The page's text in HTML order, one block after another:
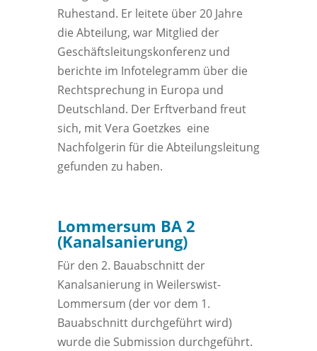
Ruhestand. Er leitete über 20 Jahre
die Abteilung, war Mitglied der
Geschäftsleitungskonferenz und
berichte im Infotelegramm über die
Rechtsprechung in Europa und
Deutschland. Der Erftverband freut
sich, mit Vera Goetzkes eine
Nachfolgerin für die Abteilungsleitung
gefunden zu haben.
Lommersum BA 2
(Kanalsanierung)
Für den 2. Bauabschnitt der
Kanalsanierung in Weilerswist-
Lommersum (der vor dem 1.
Bauabschnitt durchgeführt wird)
wurde die Submission durchgeführt.